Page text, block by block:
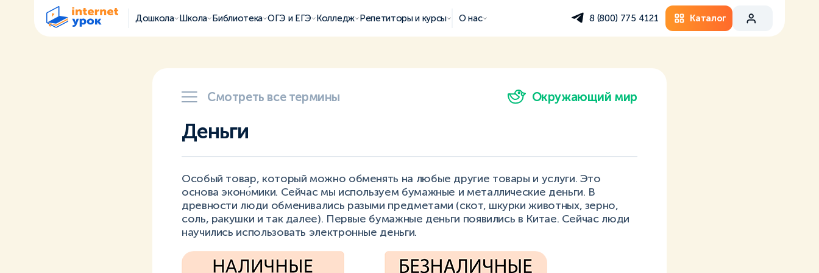
Дошкола Школа Библиотека ОГЭ и ЕГЭ Колледж Репетиторы и курсы О нас 8 (800) 775 4121 Каталог
Смотреть все термины Окружающий мир
Деньги
Особый товар, который можно обменять на любые другие товары и услуги. Это
основа эконо́мики. Сейчас мы используем бумажные и металлические деньги. В
древности люди обменивались разыми предметами (скот, шкурки животных, зерно,
соль, ракушки и так далее). Первые бумажные деньги появились в Китае. Сейчас люди
научились использовать электронные деньги.